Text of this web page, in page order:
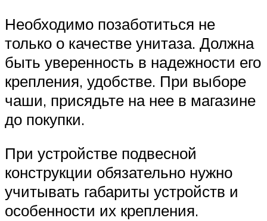
Необходимо позаботиться не
только о качестве унитаза. Должна
быть уверенность в надежности его
крепления, удобстве. При выборе
чаши, присядьте на нее в магазине
до покупки.
При устройстве подвесной
конструкции обязательно нужно
учитывать габариты устройств и
особенности их крепления.